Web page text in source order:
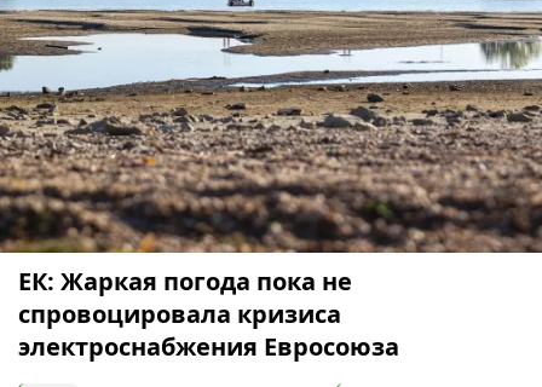
ЕК: Жаркая погода пока не
спровоцировала кризиса
электроснабжения Евросоюза